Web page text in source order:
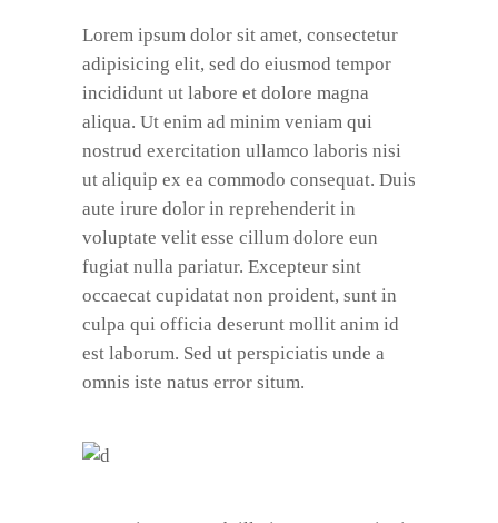
Lorem ipsum dolor sit amet, consectetur
adipisicing elit, sed do eiusmod tempor
incididunt ut labore et dolore magna
aliqua. Ut enim ad minim veniam qui
nostrud exercitation ullamco laboris nisi
ut aliquip ex ea commodo consequat. Duis
aute irure dolor in reprehenderit in
voluptate velit esse cillum dolore eun
fugiat nulla pariatur. Excepteur sint
occaecat cupidatat non proident, sunt in
culpa qui officia deserunt mollit anim id
est laborum. Sed ut perspiciatis unde a
omnis iste natus error situm.